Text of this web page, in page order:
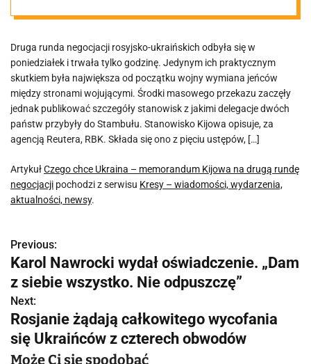
drugą rundę
negocjacji
Druga runda negocjacji rosyjsko-ukraińskich odbyła się w
poniedziałek i trwała tylko godzinę. Jedynym ich praktycznym
skutkiem była największa od początku wojny wymiana jeńców
między stronami wojującymi. Środki masowego przekazu zaczęły
jednak publikować szczegóły stanowisk z jakimi delegacje dwóch
państw przybyły do Stambułu. Stanowisko Kijowa opisuje, za
agencją Reutera, RBK. Składa się ono z pięciu ustępów, […]
ArtykułCzego chce Ukraina – memorandum Kijowa na drugą rundę
negocjacji pochodzi z serwisu Kresy – wiadomości, wydarzenia,
aktualności, newsy.
N
a
w
i
g
Previous:
Karol Nawrocki wydał oświadczenie. „Dam
z siebie wszystko. Nie odpuszczę”
Next:
Rosjanie żądają całkowitego wycofania
się Ukraińców z czterech obwodów
Może Ci się spodobać